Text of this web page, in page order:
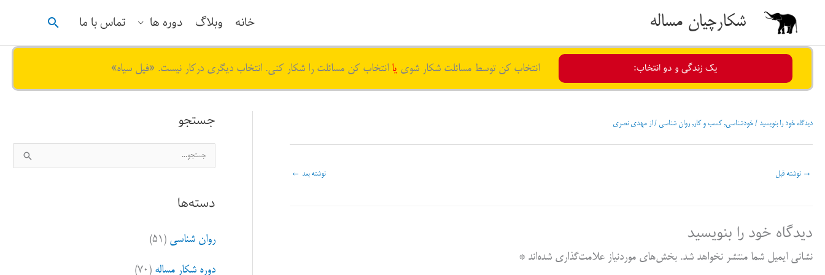
شکارچیان مساله خانه وبلاگ دوره ها تماس با ما جستجو
یک زندگی و دو انتخاب: انتخاب کن توسط مسائلت شکار شوی یا انتخاب کن مسائلت را شکار کنی. انتخاب دیگری درکار نیست. «فیل سیاه»
دیدگاه‌ خود را بنویسید / خودشناسی, کسب و کار,روان شناسی / از مهدی نصری
→ نوشته قبل نوشته بعد ←
دیدگاه‌ خود را بنویسید
نشانی ایمیل شما منتشر نخواهد شد. بخش‌های موردنیاز علامت‌گذاری شده‌اند*
جستجو
س
ج
ب
دسته‌ها
روان شناسی (۵۱)
دوره شکار مساله (۷۰)